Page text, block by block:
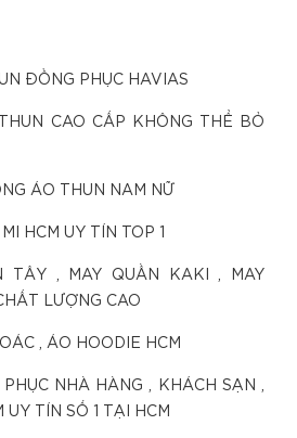
ĐỒNG PHỤC HAVIAS
CAO CẤP KHÔNG THỂ BỎ
ÁO THUN NAM NỮ
HCM UY TÍN TOP 1
TÂY , MAY QUẦN KAKI , MAY
LƯỢNG CAO
, ÁO HOODIE HCM
NHÀ HÀNG , KHÁCH SẠN ,
UY TÍN SỐ 1 TẠI HCM